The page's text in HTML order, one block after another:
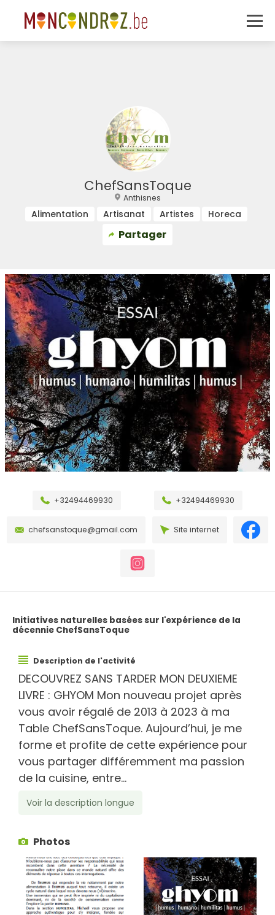
ChefSansToque
Anthisnes
Alimentation Artisanat Artistes Horeca
Partager
+32494469930 +32494469930
chefsanstoque@gmail.com Site internet
Initiatives naturelles basées sur l'expérience de la
décennie ChefSansToque
Description de l'activité
DECOUVREZ SANS TARDER MON DEUXIEME
LIVRE : GHYOM Mon nouveau projet après
vous avoir régalé de 2013 à 2023 à ma
Table ChefSansToque. Aujourd’hui, je me
forme et profite de cette expérience pour
vous partager différemment ma passion
de la cuisine, entre...
Voir la description longue
Photos